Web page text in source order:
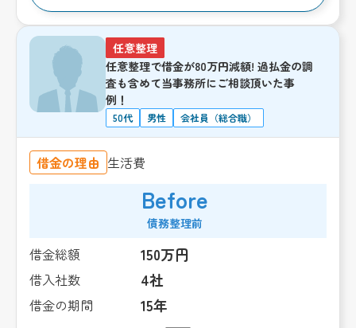
任意整理
任意整理で借金が80万円減額! 過払金の調
査も含めて当事務所にご相談頂いた事
例！
50代 男性 会社員（総合職）
借金の理由 生活費
Before
債務整理前
借金総額 150万円
借入社数 4社
借金の期間 15年